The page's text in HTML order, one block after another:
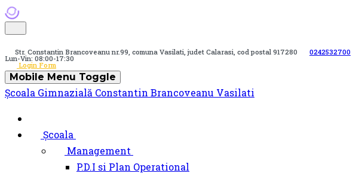
Str. Constantin Brancoveanu nr.99, comuna Vasilati, judet Calarasi, cod postal 917280 0242532700
Lun-Vin: 08:00-17:30
Login Form
Mobile Menu Toggle
Școala Gimnazială Constantin Brancoveanu Vasilati
Școala
Management
P.D.I si Plan Operational